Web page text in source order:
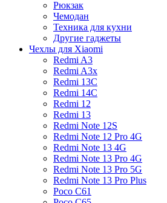
Рюкзак
Чемодан
Техника для кухни
Другие гаджеты
Чехлы для Xiaomi
Redmi A3
Redmi A3x
Redmi 13C
Redmi 14C
Redmi 12
Redmi 13
Redmi Note 12S
Redmi Note 12 Pro 4G
Redmi Note 13 4G
Redmi Note 13 Pro 4G
Redmi Note 13 Pro 5G
Redmi Note 13 Pro Plus
Poco C61